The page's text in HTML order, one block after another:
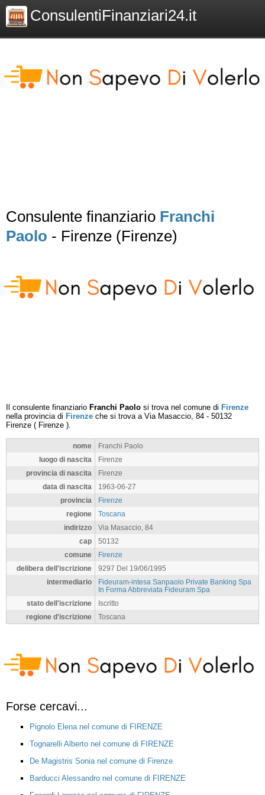
ConsulentiFinanziari24.it
Consulente finanziario Franchi
Paolo - Firenze (Firenze)
Il consulente finanziario Franchi Paolo si trova nel comune di Firenze
nella provincia di Firenze che si trova a Via Masaccio, 84 - 50132
Firenze ( Firenze ).
nome
Franchi Paolo
luogo di nascita
Firenze
provincia di nascita
Firenze
data di nascita
1963-06-27
provincia
Firenze
regione
Toscana
indirizzo
Via Masaccio, 84
cap
50132
comune
Firenze
delibera dell'iscrizione
9297 Del 19/06/1995
intermediario
Fideuram-intesa Sanpaolo Private Banking Spa
In Forma Abbreviata Fideuram Spa
stato dell'iscrizione
Iscritto
regione d'iscrizione
Toscana
Forse cercavi...
Pignolo Elena nel comune di FIRENZE
Tognarelli Alberto nel comune di FIRENZE
De Magistris Sonia nel comune di Firenze
Barducci Alessandro nel comune di FIRENZE